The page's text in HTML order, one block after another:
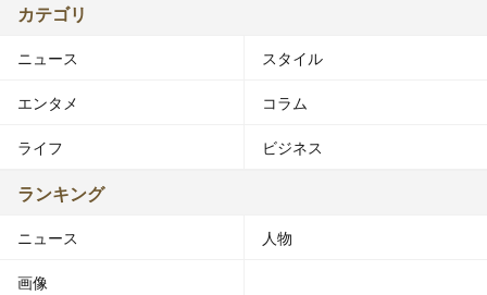
カテゴリ
ニュース スタイル
エンタメ コラム
ライフ ビジネス
ランキング
ニュース 人物
画像